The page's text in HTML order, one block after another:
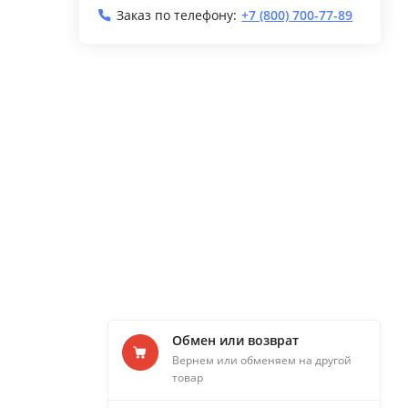
Заказ по телефону: +7 (800) 700-77-89
Обмен или возврат
Вернем или обменяем на другой
товар